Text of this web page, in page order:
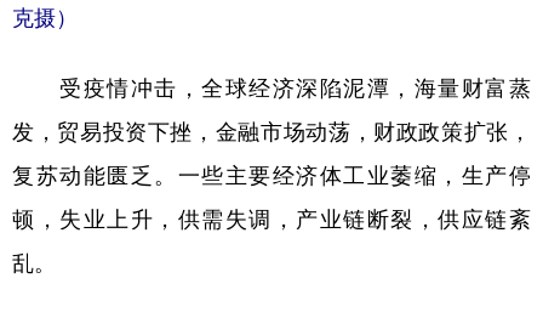
克摄）
受疫情冲击，全球经济深陷泥潭，海量财富蒸
发，贸易投资下挫，金融市场动荡，财政政策扩张，
复苏动能匮乏。一些主要经济体工业萎缩，生产停
顿，失业上升，供需失调，产业链断裂，供应链紊
乱。